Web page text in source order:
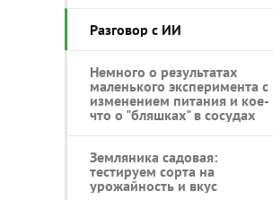
Разговор с ИИ
Немного о результатах
маленького эксперимента с
изменением питания и кое-
что о "бляшках" в сосудах
Земляника садовая:
тестируем сорта на
урожайность и вкус